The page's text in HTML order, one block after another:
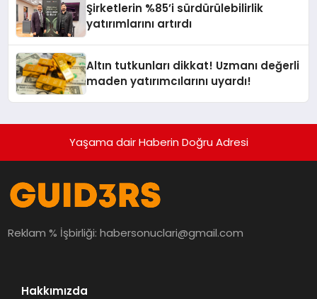
Şirketlerin %85’i sürdürülebilirlik
yatırımlarını artırdı
Altın tutkunları dikkat! Uzmanı değerli
maden yatırımcılarını uyardı!
Yaşama dair Haberin Doğru Adresi
Reklam % İşbirliği:habersonuclari@gmail.com
Hakkımızda